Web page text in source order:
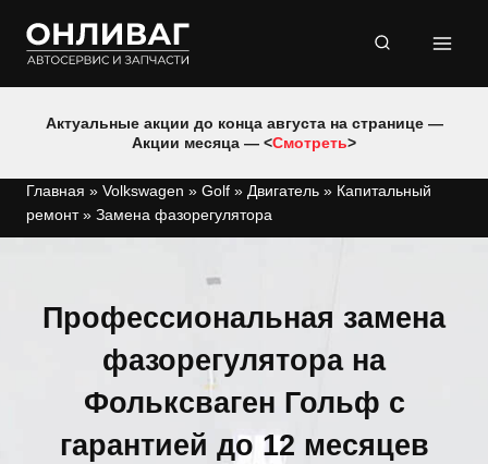
содержимому
Актуальные акции до конца августа на странице —
Акции месяца — <Смотреть>
Главная » Volkswagen » Golf » Двигатель » Капитальный
ремонт» Замена фазорегулятора
Профессиональная замена
фазорегулятора на
Фольксваген Гольф с
гарантией до 12 месяцев